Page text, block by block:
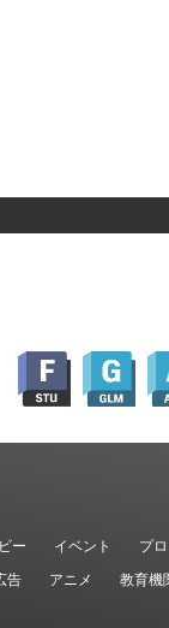
ー イベント
プ
告 アニメ 教育機